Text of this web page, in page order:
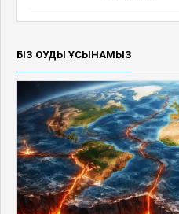
БІЗ ОҚУДЫ ҰСЫНАМЫЗ